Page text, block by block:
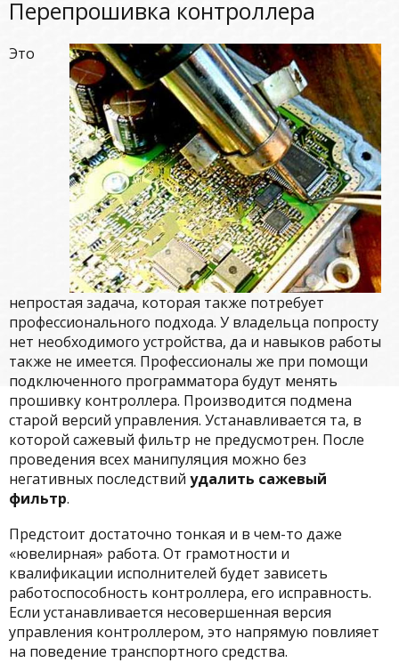
Перепрошивка контроллера
Это
непростая задача, которая также потребует
профессионального подхода. У владельца попросту
нет необходимого устройства, да и навыков работы
также не имеется. Профессионалы же при помощи
подключенного программатора будут менять
прошивку контроллера. Производится подмена
старой версий управления. Устанавливается та, в
которой сажевый фильтр не предусмотрен. После
проведения всех манипуляция можно без
негативных последствий удалить сажевый
фильтр.
Предстоит достаточно тонкая и в чем-то даже
«ювелирная» работа. От грамотности и
квалификации исполнителей будет зависеть
работоспособность контроллера, его исправность.
Если устанавливается несовершенная версия
управления контроллером, это напрямую повлияет
на поведение транспортного средства.